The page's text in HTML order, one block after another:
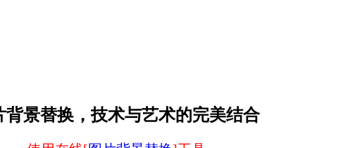
背景替换，技术与艺术的完美结合